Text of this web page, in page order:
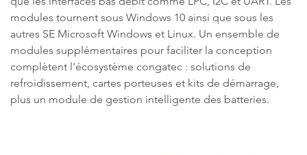
modules tournent sous Windows 10 ainsi que sous les
autres SE Microsoft Windows et Linux. Un ensemble de
modules supplémentaires pour faciliter la conception
complètent l'écosystème congatec : solutions de
refroidissement, cartes porteuses et kits de démarrage,
plus un module de gestion intelligente des batteries.